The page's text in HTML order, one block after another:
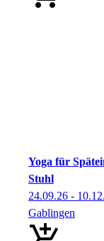
Yoga für
Stuhl
24.09.26 -
Gablingen